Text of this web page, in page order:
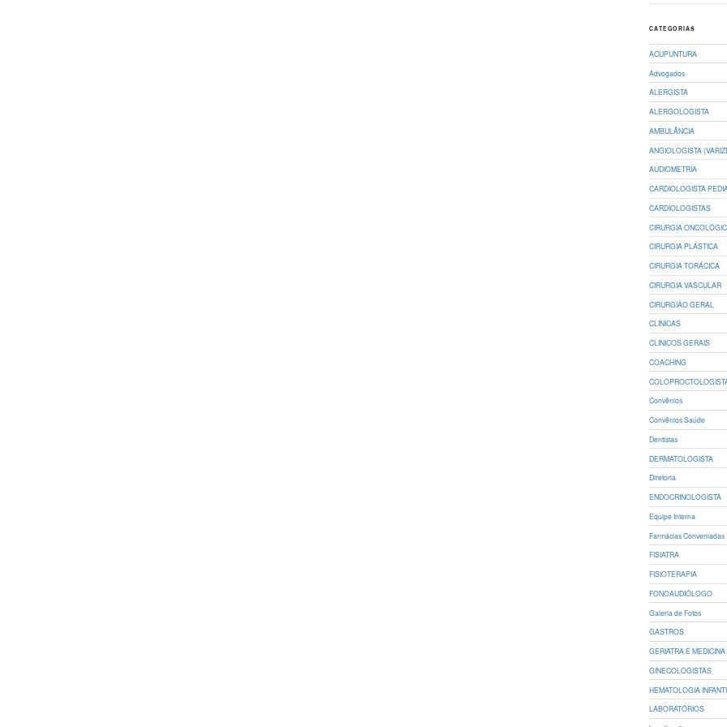
CATEGORIAS
ACUPUNTURA
Advogados
ALERGISTA
ALERGOLOGISTA
AMBULÂNCIA
ANGIOLOGISTA
AUDIOMETRIA
CARDIOLOGISTA
CARDIOLOGISTAS
CIRURGIA
CIRURGIA PLÁSTICA
CIRURGIA TORÁCICA
CIRURGIA VASCULAR
CIRURGIÃO GERAL
CLINICAS
CLINICOS GERAIS
COACHING
Convênios
Convênios Saúde
Dentistas
DERMATOLOGISTA
Diretoria
ENDOCRINOLOGISTA
Equipe Interna
Farmácias Conveniadas
FISIATRA
FISIOTERAPIA
FONOAUDIÓLOGO
Galeria de Fotos
GASTROS
GERIATRA E
GINECOLOGISTAS
HEMATOLOGIA
LABORATÓRIOS